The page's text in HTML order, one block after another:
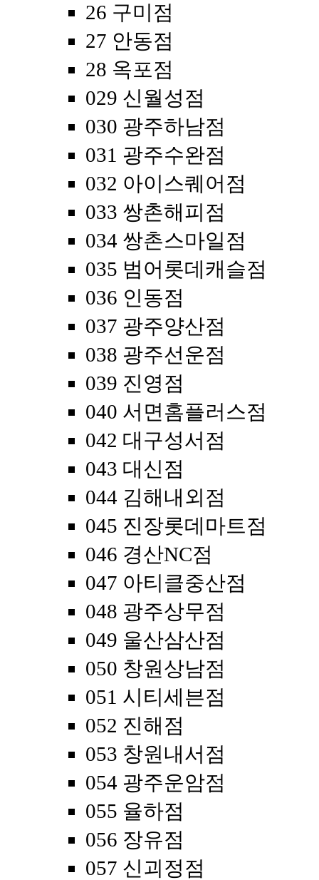
26 구미점
27 안동점
28 옥포점
029 신월성점
030 광주하남점
031 광주수완점
032 아이스퀘어점
033 쌍촌해피점
034 쌍촌스마일점
035 범어롯데캐슬점
036 인동점
037 광주양산점
038 광주선운점
039 진영점
040 서면홈플러스점
042 대구성서점
043 대신점
044 김해내외점
045 진장롯데마트점
046 경산NC점
047 아티클중산점
048 광주상무점
049 울산삼산점
050 창원상남점
051 시티세븐점
052 진해점
053 창원내서점
054 광주운암점
055 율하점
056 장유점
057 신괴정점